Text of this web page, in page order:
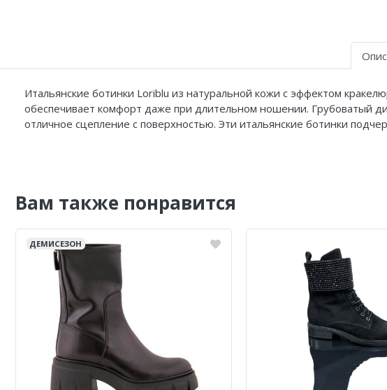
Итальянские ботинки Loriblu из натуральной кожи с эффектом
обеспечивает комфорт даже при длительном ношении. Грубоватый
отличное сцепление с поверхностью. Эти итальянские ботинки
Вам также понравится
ДЕМИСЕЗОН